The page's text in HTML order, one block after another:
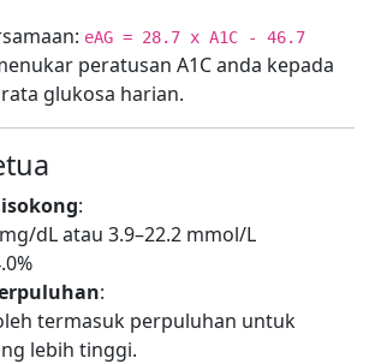
eAG = 28.7 x A1C - 46.7
peratusan A1C anda kepada
glukosa harian.
:
dL atau 3.9–22.2 mmol/L
:
termasuk perpuluhan untuk
lebih tinggi.